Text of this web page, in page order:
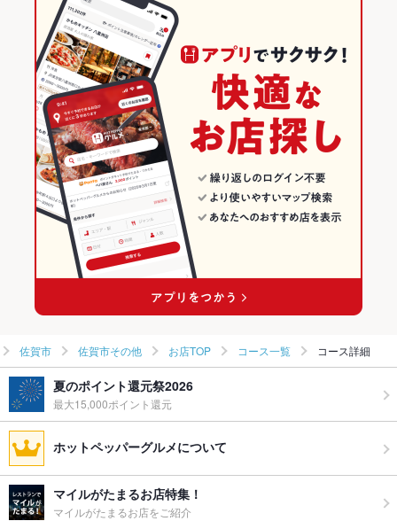
佐賀市 × 海鮮
鍋島駅 × 居酒屋
鍋島駅 × 和風
鍋島駅 × 海鮮
佐賀 × 居酒屋
佐賀 × 和風
佐賀 × 海鮮
ピザ チャーハン 生春巻き
佐賀の居酒屋ランキング
佐賀市のグルメランキング
佐賀市の居酒屋ランキング
佐賀市その他のグルメランキング
佐賀市その他の居酒屋ランキング
佐賀市 佐賀市その他 お店TOP コース一覧 コース詳細
夏のポイント還元祭2026
最大15,000ポイント還元
ホットペッパーグルメについて
マイルがたまるお店特集！
マイルがたまるお店をご紹介